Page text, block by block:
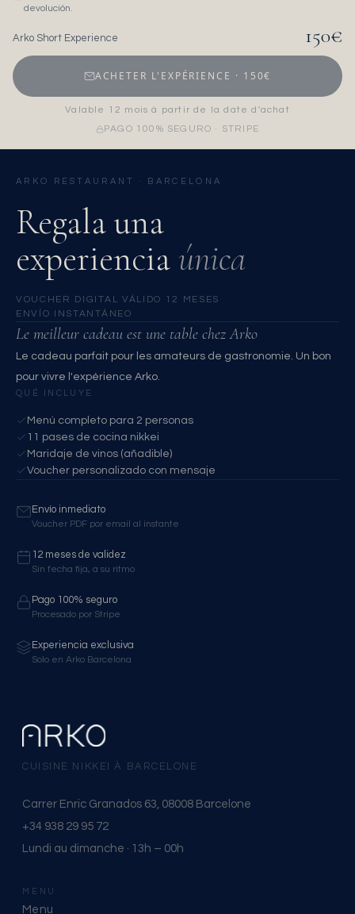
ARKO RESTAURANT · BARCELONA
Regala una
experiencia única
VOUCHER DIGITAL VÁLIDO 12 MESES
ENVÍO INSTANTÁNEO
Le meilleur cadeau est une table chez Arko
Le cadeau parfait pour les amateurs de gastronomie. Un bon
pour vivre l'expérience Arko.
QUÉ INCLUYE
Menú completo para 2 personas
11 pases de cocina nikkei
Maridaje de vinos (añadible)
Voucher personalizado con mensaje
Envío inmediato
Voucher PDF por email al instante
12 meses de validez
Sin fecha fija, a su ritmo
Pago 100% seguro
Procesado por Stripe
Experiencia exclusiva
Solo en Arko Barcelona
devolución.
Arko Short Experience 150€
ACHETER L'EXPÉRIENCE · 150€
Valable 12 mois à partir de la date d'achat
PAGO 100% SEGURO · STRIPE
CUISINE NIKKEI À BARCELONE
Carrer Enric Granados 63, 08008 Barcelone
+34 938 29 95 72
Lundi au dimanche · 13h – 00h
MENU
Menu